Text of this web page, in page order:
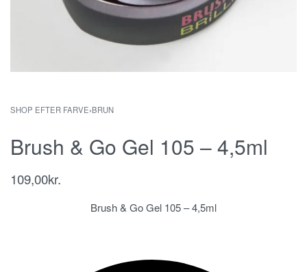
SHOP EFTER FARVE›BRUN
Brush & Go Gel 105 – 4,5ml
109,00kr.
Brush & Go Gel 105 – 4,5ml